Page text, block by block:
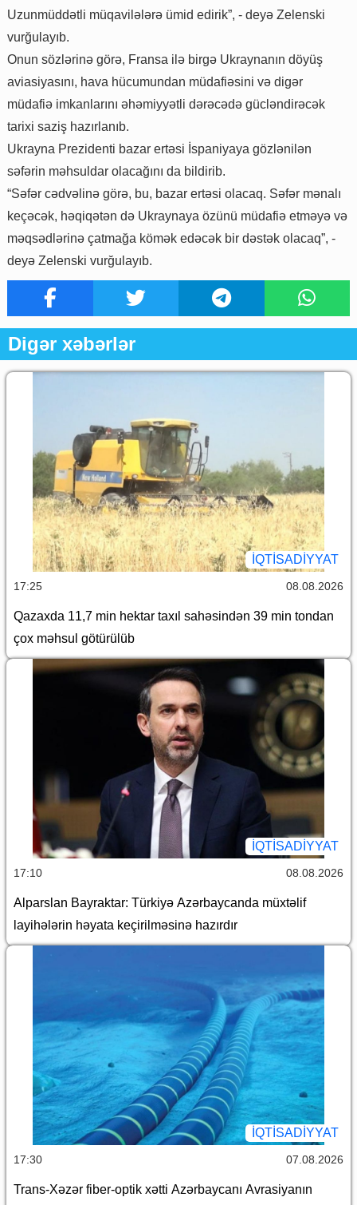
Uzunmüddətli müqavilələrə ümid edirik”, - deyə Zelenski
vurğulayıb.
Onun sözlərinə görə, Fransa ilə birgə Ukraynanın döyüş
aviasiyasını, hava hücumundan müdafiəsini və digər
müdafiə imkanlarını əhəmiyyətli dərəcədə gücləndirəcək
tarixi saziş hazırlanıb.
Ukrayna Prezidenti bazar ertəsi İspaniyaya gözlənilən
səfərin məhsuldar olacağını da bildirib.
“Səfər cədvəlinə görə, bu, bazar ertəsi olacaq. Səfər mənalı
keçəcək, həqiqətən də Ukraynaya özünü müdafiə etməyə və
məqsədlərinə çatmağa kömək edəcək bir dəstək olacaq”, -
deyə Zelenski vurğulayıb.
Digər xəbərlər
İQTİSADİYYAT
17:25 08.08.2026
Qazaxda 11,7 min hektar taxıl sahəsindən 39 min tondan
çox məhsul götürülüb
İQTİSADİYYAT
17:10 08.08.2026
Alparslan Bayraktar: Türkiyə Azərbaycanda müxtəlif
layihələrin həyata keçirilməsinə hazırdır
İQTİSADİYYAT
17:30 07.08.2026
Trans-Xəzər fiber-optik xətti Azərbaycanı Avrasiyanın